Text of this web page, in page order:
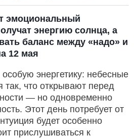
эмоциональный
энергию солнца, а
баланс между «надо» и
12 мая
энергетику: небесные
так, что открывают перед
— но одновременно
Этот день потребует от
будет особенно
прислушиваться к